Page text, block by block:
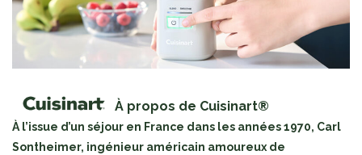
À propos de Cuisinart®
À l’issue d’un séjour en France dans les années 1970, Carl
Sontheimer, ingénieur américain amoureux de